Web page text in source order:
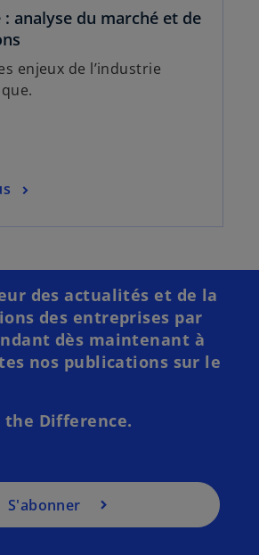
: analyse du marché et de
enjeux de l’industrie
des actualités et de la
des entreprises par
dès maintenant à
nos publications sur le
the Difference.
S'abonner
u
v
r
e
n